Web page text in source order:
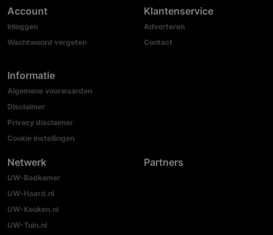
Account
Inloggen
Wachtwoord vergeten
Informatie
Algemene voorwaarden
Disclaimer
Privacy disclaimer
Cookie instellingen
Klantenservice
Adverteren
Contact
Netwerk
UW-Badkamer
UW-Haard.nl
UW-Keuken.nl
UW-Tuin.nl
Partners